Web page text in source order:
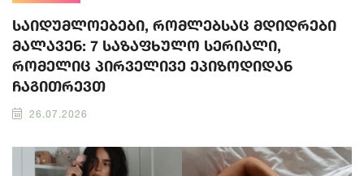
საიდუმლოებები, რომლებსაც მდიდრები
მალავენ: 7 საზაფხულო სერიალი,
რომელიც პირველივე ეპიზოდიდან
ჩაგითრევთ
26.07.2026